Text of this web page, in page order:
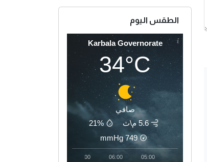
الطقس اليوم
Karbala Governorate
34°C
صافي
5.6 م\ث
21%
749
mmHg
05:00
06:00
07:00